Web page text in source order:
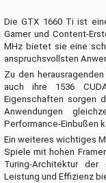
Die GTX 1660 Ti ist
Gamer und Content-
MHz bietet sie eine
anspruchsvollsten
Zu den
auch ihre 1536
Eigenschaften sorgen
Anwendungen
Performance-Einbußen
Ein weiteres wichtiges
Spiele mit hohen
Turing-Architektur
Leistung und Effizienz